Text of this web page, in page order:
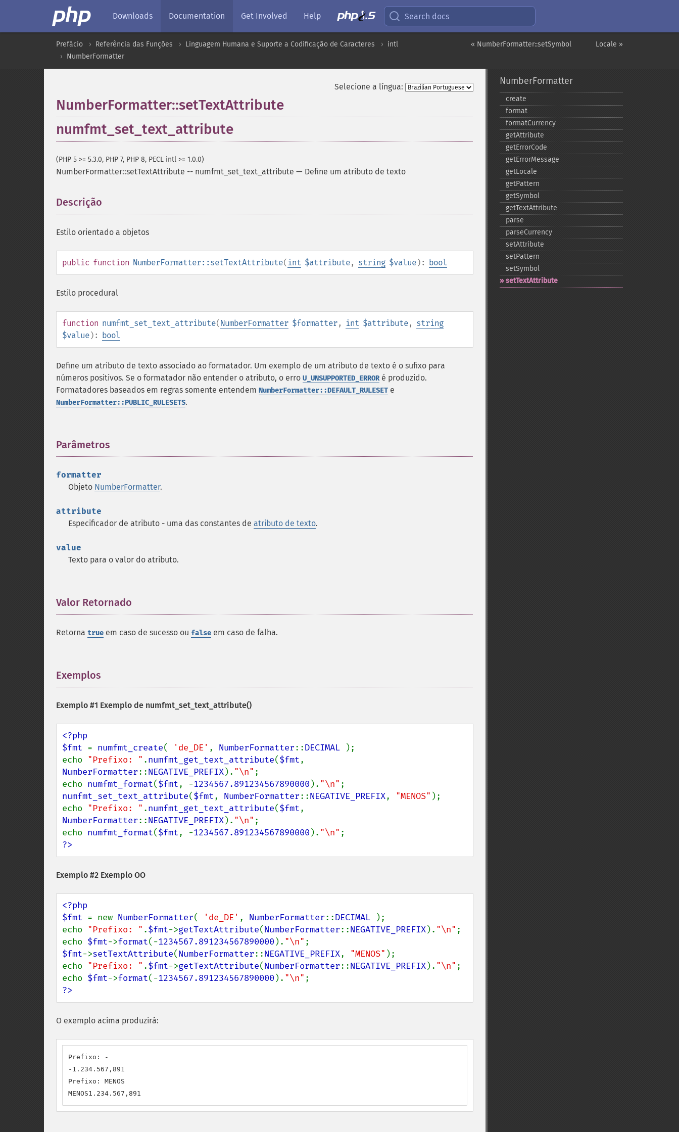
Downloads Documentation Get Involved Help Search docs
Locale »
« NumberFormatter::setSymbol
Prefácio Referência das Funções Linguagem Humana e Suporte a Codificação de Caracteres
intl
NumberFormatter
Selecione a língua:
NumberFormatter::setTextAttribute
numfmt_set_text_attribute
(PHP 5 >= 5.3.0, PHP 7, PHP 8, PECL intl >= 1.0.0)
NumberFormatter::setTextAttribute -- numfmt_set_text_attribute — Define um atributo de texto
Descrição
Estilo orientado a objetos
public function NumberFormatter::setTextAttribute( int $attribute, string $value): bool
Estilo procedural
function numfmt_set_text_attribute(NumberFormatter $formatter, int $attribute, string
$value): bool
Define um atributo de texto associado ao formatador. Um exemplo de um atributo de texto é o sufixo para
números positivos. Se o formatador não entender o atributo, o erro U_UNSUPPORTED_ERRORé produzido.
Formatadores baseados em regras somente entendem NumberFormatter::DEFAULT_RULESET e
NumberFormatter::PUBLIC_RULESETS.
Parâmetros
formatter
Objeto NumberFormatter.
attribute
Especificador de atributo - uma das constantes de atributo de texto.
value
Texto para o valor do atributo.
Valor Retornado
Retorna true em caso de sucesso ou false em caso de falha.
Exemplos
Exemplo #1 Exemplo de numfmt_set_text_attribute()
<?php
$fmt = numfmt_create( 'de_DE' , NumberFormatter::DECIMAL
);
echo "Prefixo: " .numfmt_get_text_attribute($fmt
NumberFormatter::NEGATIVE_PREFIX). "\n" ;
echo numfmt_format($fmt, -1234567.891234567890000 ). "\n"
numfmt_set_text_attribute($fmt, NumberFormatter::NEGATIVE_PREFIX, "MENOS" );
echo "Prefixo: " .numfmt_get_text_attribute($fmt
NumberFormatter::NEGATIVE_PREFIX). "\n" ;
echo numfmt_format($fmt, -1234567.891234567890000 ). "\n"
?>
Exemplo #2 Exemplo OO
<?php
$fmt = new NumberFormatter( 'de_DE' , NumberFormatter::DECIMAL
);
echo "Prefixo: " .$fmt->getTextAttribute(NumberFormatter::NEGATIVE_PREFIX). "\n" ;
echo $fmt->format(-1234567.891234567890000 ). "\n"
$fmt->setTextAttribute(NumberFormatter::NEGATIVE_PREFIX, "MENOS" );
echo "Prefixo: " .$fmt->getTextAttribute(NumberFormatter::NEGATIVE_PREFIX). "\n" ;
echo $fmt->format(-1234567.891234567890000 ). "\n"
?>
O exemplo acima produzirá:
Prefixo: -
-1.234.567,891
Prefixo: MENOS
MENOS1.234.567,891
NumberFormatter
create
format
formatCurrency
getAttribute
getErrorCode
getErrorMessage
getLocale
getPattern
getSymbol
getTextAttribute
parse
parseCurrency
setAttribute
setPattern
setSymbol
setTextAttribute